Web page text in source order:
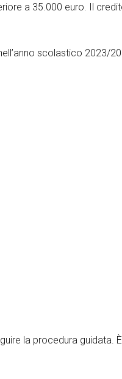
a 35.000 euro. Il
scolastico 2023/
la procedura guidata.